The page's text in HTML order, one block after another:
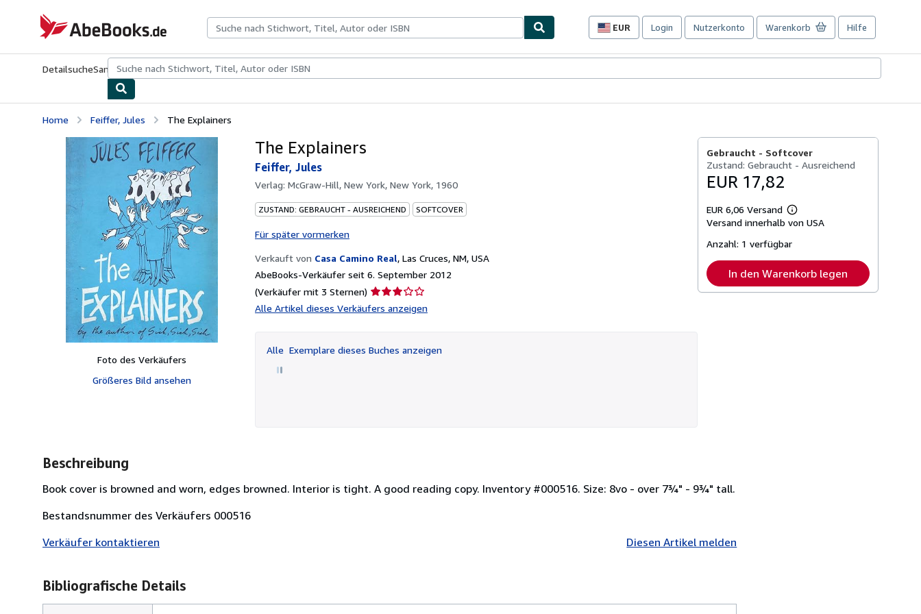
AbeBooks.de
EUR
Seite
Einkaufseinstellungen.
Login Nutzerkonto Warenkorb Hilfe
DetailsucheSammlungenAntiquarische BücherKunst & Sammlerstücke
Home Feiffer, Jules The Explainers
Foto des Verkäufers
Größeres Bild ansehen
The Explainers
Feiffer, Jules
Verlag: McGraw-Hill, New York, New York, 1960
ZUSTAND: GEBRAUCHT - AUSREICHEND SOFTCOVER
Für später vormerken
Verkauft von Casa Camino Real, Las Cruces, NM, USA
AbeBooks-Verkäufer seit 6. September 2012
(Verkäufer mit 3 Sternen) Verkäuferbewertung
3
Sternen
Alle Artikel dieses Verkäufers anzeigen
Alle Exemplare dieses Buches anzeigen
Gebraucht - Softcover
Zustand: Gebraucht - Ausreichend
EUR 17,82
EUR 6,06 Versand
Weitere
Informationen
Versandkosten
Versand innerhalb von USA
Anzahl: 1 verfügbar
In den Warenkorb legen
Beschreibung
Book cover is browned and worn, edges browned. Interior is tight. A good reading copy. Inventory #000516. Size: 8vo - over 7¾" - 9¾" tall.
Bestandsnummer des Verkäufers 000516
Verkäufer kontaktieren
Diesen Artikel melden
Bibliografische Details